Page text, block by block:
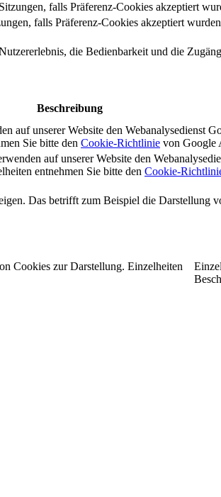
falls Präferenz-Cookies akzeptiert
falls Präferenz-Cookies akzeptiert
die Bedienbarkeit und die
Beschreibung
auf unserer Website den Webanalysedienst
Sie bitte den Cookie-Richtlinie von Google
auf unserer Website den
entnehmen Sie bitte den Cookie-
Das betrifft zum Beispiel die Darstellung
Cookies zur Darstellung. Einzelheiten